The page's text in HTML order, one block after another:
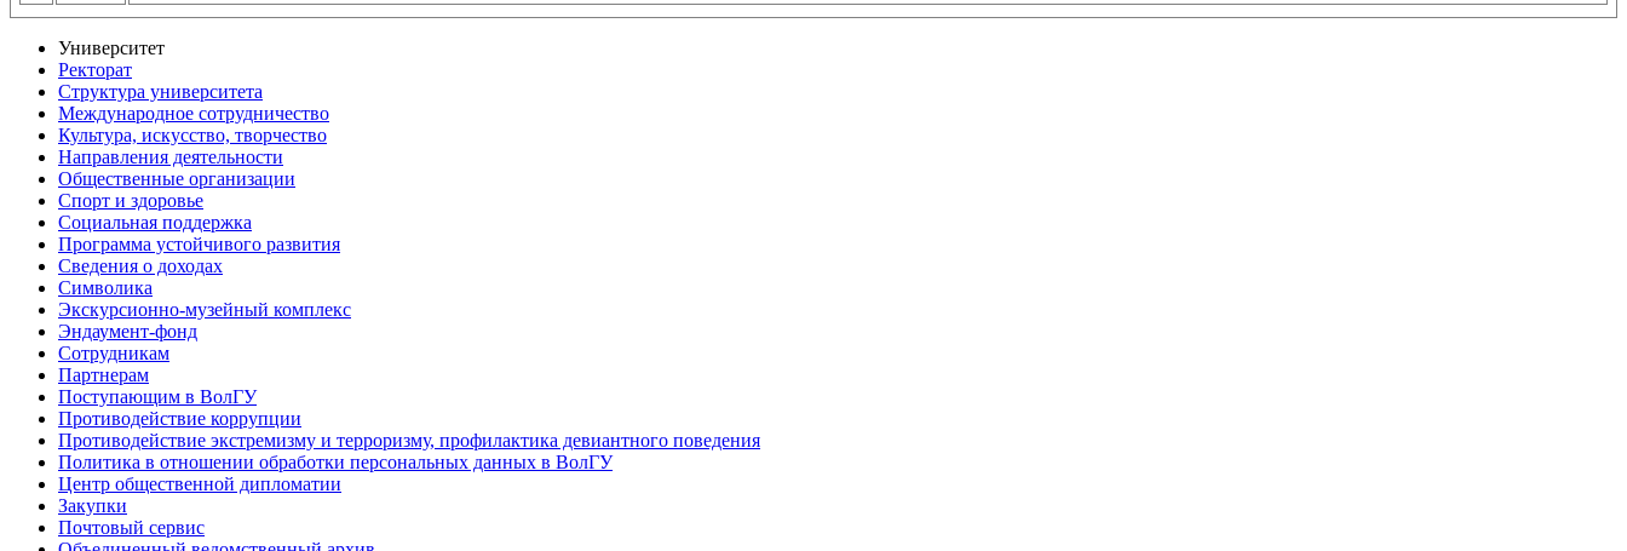
Университет
Ректорат
Структура университета
Международное сотрудничество
Культура, искусство, творчество
Направления деятельности
Общественные организации
Спорт и здоровье
Социальная поддержка
Программа устойчивого развития
Сведения о доходах
Символика
Экскурсионно-музейный комплекс
Эндаумент-фонд
Сотрудникам
Партнерам
Поступающим в ВолГУ
Противодействие коррупции
Противодействие экстремизму и терроризму, профилактика девиантного поведения
Политика в отношении обработки персональных данных в ВолГУ
Центр общественной дипломатии
Закупки
Почтовый сервис